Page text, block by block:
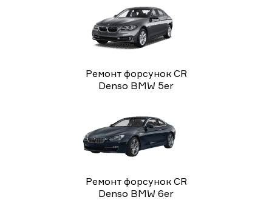
Ремонт форсунок CR
Denso BMW 5er
Ремонт форсунок CR
Denso BMW 6er